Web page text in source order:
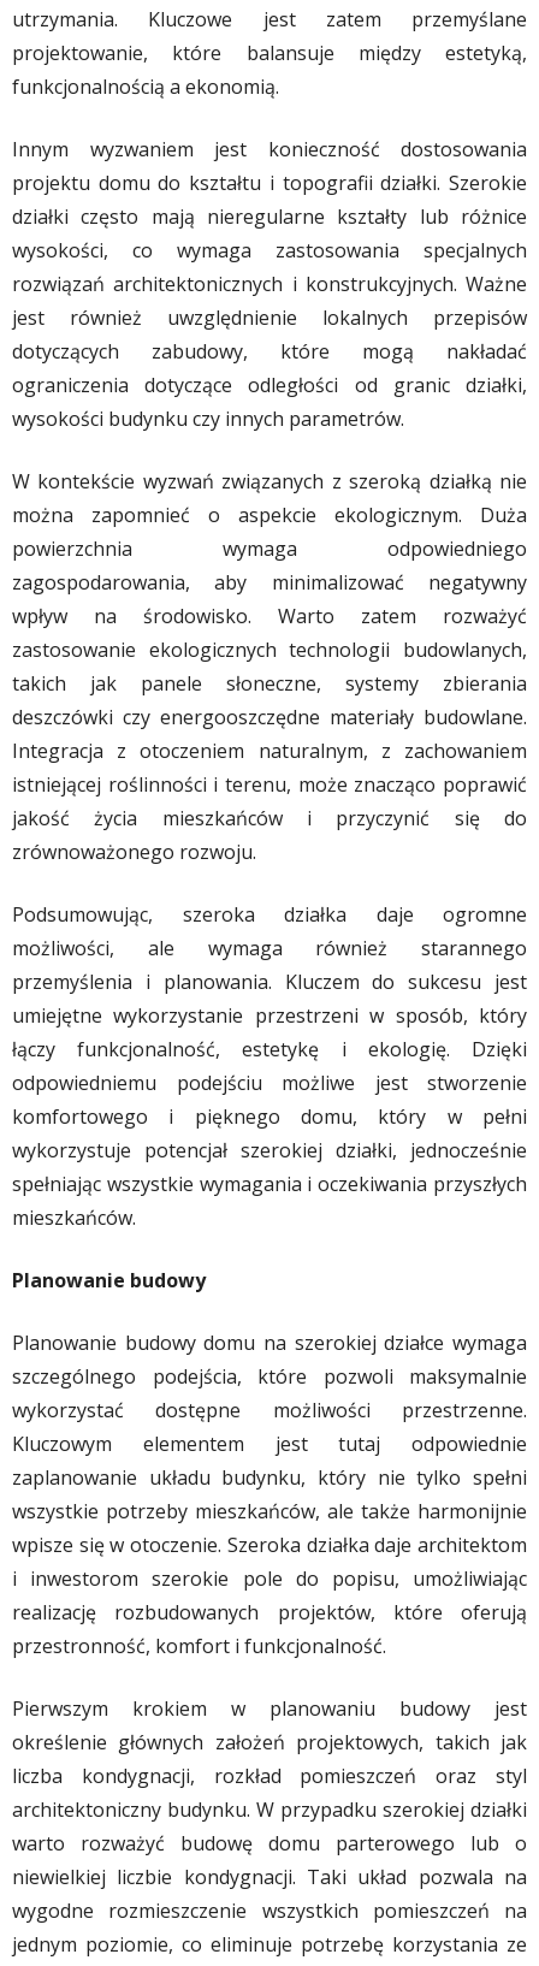
utrzymania. Kluczowe jest zatem przemyślane
projektowanie, które balansuje między estetyką,
funkcjonalnością a ekonomią.
Innym wyzwaniem jest konieczność dostosowania
projektu domu do kształtu i topografii działki. Szerokie
działki często mają nieregularne kształty lub różnice
wysokości, co wymaga zastosowania specjalnych
rozwiązań architektonicznych i konstrukcyjnych. Ważne
jest również uwzględnienie lokalnych przepisów
dotyczących zabudowy, które mogą nakładać
ograniczenia dotyczące odległości od granic działki,
wysokości budynku czy innych parametrów.
W kontekście wyzwań związanych z szeroką działką nie
można zapomnieć o aspekcie ekologicznym. Duża
powierzchnia wymaga odpowiedniego
zagospodarowania, aby minimalizować negatywny
wpływ na środowisko. Warto zatem rozważyć
zastosowanie ekologicznych technologii budowlanych,
takich jak panele słoneczne, systemy zbierania
deszczówki czy energooszczędne materiały budowlane.
Integracja z otoczeniem naturalnym, z zachowaniem
istniejącej roślinności i terenu, może znacząco poprawić
jakość życia mieszkańców i przyczynić się do
zrównoważonego rozwoju.
Podsumowując, szeroka działka daje ogromne
możliwości, ale wymaga również starannego
przemyślenia i planowania. Kluczem do sukcesu jest
umiejętne wykorzystanie przestrzeni w sposób, który
łączy funkcjonalność, estetykę i ekologię. Dzięki
odpowiedniemu podejściu możliwe jest stworzenie
komfortowego i pięknego domu, który w pełni
wykorzystuje potencjał szerokiej działki, jednocześnie
spełniając wszystkie wymagania i oczekiwania przyszłych
mieszkańców.
Planowanie budowy
Planowanie budowy domu na szerokiej działce wymaga
szczególnego podejścia, które pozwoli maksymalnie
wykorzystać dostępne możliwości przestrzenne.
Kluczowym elementem jest tutaj odpowiednie
zaplanowanie układu budynku, który nie tylko spełni
wszystkie potrzeby mieszkańców, ale także harmonijnie
wpisze się w otoczenie. Szeroka działka daje architektom
i inwestorom szerokie pole do popisu, umożliwiając
realizację rozbudowanych projektów, które oferują
przestronność, komfort i funkcjonalność.
Pierwszym krokiem w planowaniu budowy jest
określenie głównych założeń projektowych, takich jak
liczba kondygnacji, rozkład pomieszczeń oraz styl
architektoniczny budynku. W przypadku szerokiej działki
warto rozważyć budowę domu parterowego lub o
niewielkiej liczbie kondygnacji. Taki układ pozwala na
wygodne rozmieszczenie wszystkich pomieszczeń na
jednym poziomie, co eliminuje potrzebę korzystania ze